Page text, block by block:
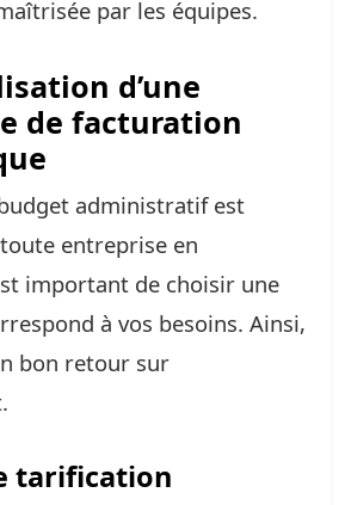
par les équipes.
d’une
de facturation
administratif est
entreprise en
important de choisir une
à vos besoins. Ainsi,
bon retour sur
tarification